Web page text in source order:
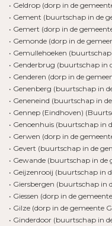
• Geldrop (dorp in de
• Gement (buurtschap in de
• Gemert (dorp in de
• Gemonde (dorp in de
• Gemullehoeken
• Genderbrug (buurtschap in
• Genderen (dorp in de
• Genenberg (buurtschap in
• Geneneind (buurtschap in
• Gennep (Eindhoven)
• Genoenhuis (buurtschap in
• Gerwen (dorp in de
• Gevert (buurtschap in de
• Gewande (buurtschap in de
• Geijzenrooij (buurtschap in
• Giersbergen (buurtschap in
• Giessen (dorp in de
• Gilze (dorp in de gemeente
• Ginderdoor (buurtschap in